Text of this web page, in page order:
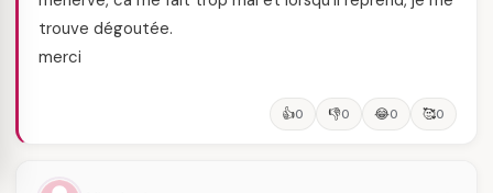
trouve dégoutée.
merci
👍0 👎0 😂0 🥰0